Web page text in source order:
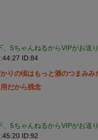
、5ちゃんねるからVIPがお送
ID:84
りの頃はもっと酒のつまみみ
だから残念
、5ちゃんねるからVIPがお送
ID:92